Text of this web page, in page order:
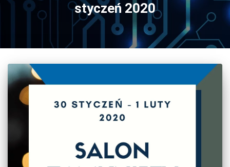
styczeń 2020